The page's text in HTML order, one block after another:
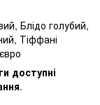
Блідо голубий,
Тіффані
доступні
.